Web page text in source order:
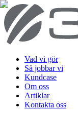
Vad vi gör
Så jobbar vi
Kundcase
Om oss
Artiklar
Kontakta oss